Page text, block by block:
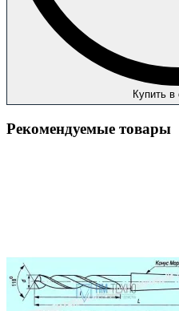
Купить в
Рекомендуемые товары